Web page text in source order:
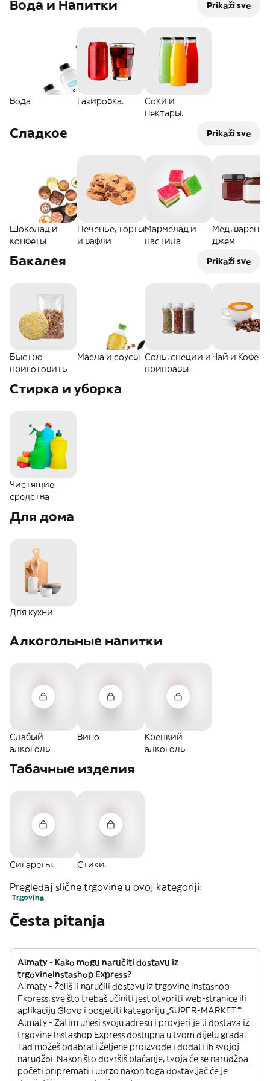
Вода и Напитки Prikaži sve
Вода Газировка.
Соки и
нектары.
Сладкое Prikaži sve
Шоколад и
конфеты
Печенье, торты
и вафли
Мармелад и
пастила
Мед,
джем
Бакалея Prikaži sve
Быстро
приготовить
Масла и соусы Соль, специи и
приправы
Чай и Кофе
Стирка и уборка
Чистящие
средства
Для дома
Для кухни
Алкогольные напитки
Слабый
алкоголь
Вино
Крепкий
алкоголь
Табачные изделия
Сигареты. Стики.
Pregledaj slične trgovine u ovoj kategoriji:
Trgovina
Česta pitanja
Almaty - Kako mogu naručiti dostavu iz
trgovineInstashop Express?
Almaty - Želiš li naručili dostavu iz trgovine Instashop
Express, sve što trebaš učiniti jest otvoriti web-stranice ili
aplikaciju Glovo i posjetiti kategoriju „SUPER-MARKET”“.
Almaty - Zatim unesi svoju adresu i provjeri je li dostava iz
trgovine Instashop Express dostupna u tvom dijelu grada.
Tad možeš odabrati željene proizvode i dodati ih svojoj
narudžbi. Nakon što dovršiš plaćanje, tvoja će se narudžba
početi pripremati i ubrzo nakon toga dostavljač će je